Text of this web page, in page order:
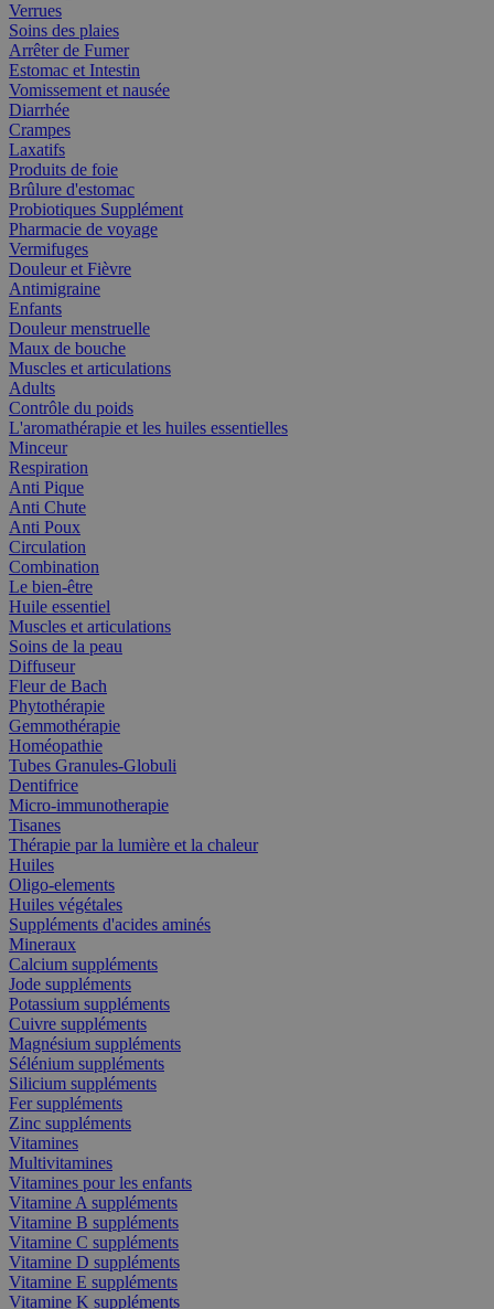
Verrues
Soins des plaies
Arrêter de Fumer
Estomac et Intestin
Vomissement et nausée
Diarrhée
Crampes
Laxatifs
Produits de foie
Brûlure d'estomac
Probiotiques Supplément
Pharmacie de voyage
Vermifuges
Douleur et Fièvre
Antimigraine
Enfants
Douleur menstruelle
Maux de bouche
Muscles et articulations
Adults
Contrôle du poids
L'aromathérapie et les huiles essentielles
Minceur
Respiration
Anti Pique
Anti Chute
Anti Poux
Circulation
Combination
Le bien-être
Huile essentiel
Muscles et articulations
Soins de la peau
Diffuseur
Fleur de Bach
Phytothérapie
Gemmothérapie
Homéopathie
Tubes Granules-Globuli
Dentifrice
Micro-immunotherapie
Tisanes
Thérapie par la lumière et la chaleur
Huiles
Oligo-elements
Huiles végétales
Suppléments d'acides aminés
Mineraux
Calcium suppléments
Jode suppléments
Potassium suppléments
Cuivre suppléments
Magnésium suppléments
Sélénium suppléments
Silicium suppléments
Fer suppléments
Zinc suppléments
Vitamines
Multivitamines
Vitamines pour les enfants
Vitamine A suppléments
Vitamine B suppléments
Vitamine C suppléments
Vitamine D suppléments
Vitamine E suppléments
Vitamine K suppléments